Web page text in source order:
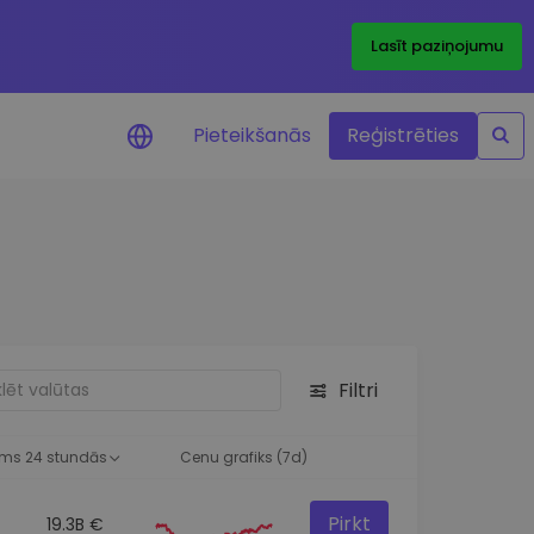
Lasīt paziņojumu
Pieteikšanās Reģistrēties
Filtri
24 stundās Cenu grafiks (7d)
19.3B € Pirkt